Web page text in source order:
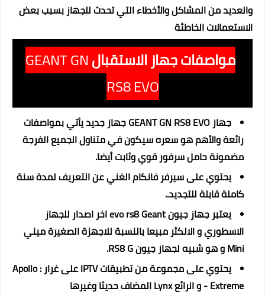
والعديد من المشاكل والأخطاء التي تحدث للجهاز بسبب بعض
الاستعمالات الخاطئة
مواصفات جهاز الاستقبالGEANT GN
RS8 EVO
جهاز GEANT GN RS8 EVO جهاز جديد يأتي بمواصفات
رائعة والأهم هو سعره سيكون في متناول الجميع الفرجة
مضمونة حامل سرفور قوي وثابت أيضا.
يحتوي على سيرفر فانكام الغني عن التعريف لمدة سنة
كاملة قابلة للتجديد..
يعتبر جهاز جيون evo rs8 Geant اخر اصدار للجهاز
الاسطوري و الالكثر مبيعا بالنسبة للاجهزة الصغيرةميني
Mini و هو شبيه لجهاز جيون RS8 G.
يحتوي على مجموعة من تطبيقات IPTV على غرار : Apollo
- Extreme و الرائع Lynx المضاف حديثا وغيرها